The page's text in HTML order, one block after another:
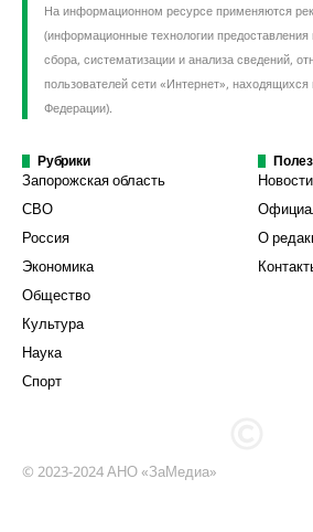
На информационном ресурсе применяются
(информационные технологии
сбора, систематизации и анализа сведений,
пользователей сети «Интернет»,
Федерации).
Рубрики
Запорожская область
СВО
Россия
Экономика
Общество
Культура
Наука
Спорт
Новости
О
© 2023-2024 АНО «ЗаМедиа»